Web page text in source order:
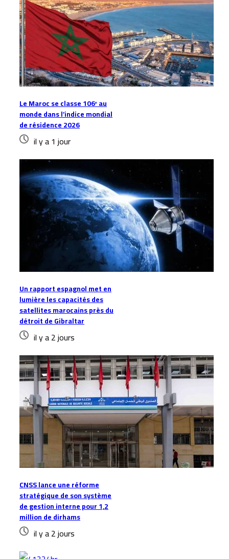
Le Maroc se classe 106ᵉ au
monde dans l’indice mondial
de résidence 2026
il y a 1 jour
Un rapport espagnol met en
lumière les capacités des
satellites marocains près du
détroit de Gibraltar
il y a 2 jours
CNSS lance une réforme
stratégique de son système
de gestion interne pour 1,2
million de dirhams
il y a 2 jours